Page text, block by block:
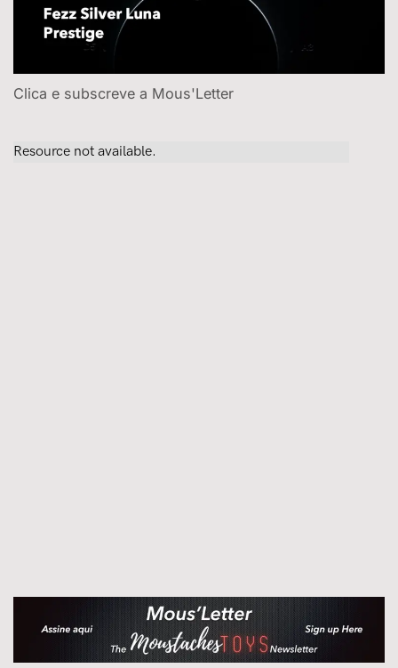
Clica e subscreve a Mous'Letter